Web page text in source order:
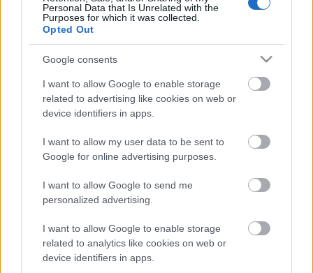
Personal Data that Is Unrelated with the
Purposes for which it was collected.
Opted Out
Google consents
I want to allow Google to enable storage
related to advertising like cookies on web or
device identifiers in apps.
I want to allow my user data to be sent to
Google for online advertising purposes.
I want to allow Google to send me
personalized advertising.
I want to allow Google to enable storage
related to analytics like cookies on web or
device identifiers in apps.
los puestos en la medular. El centrocampista promedia 5
puntos en los 12 partidos que ha disputado este curso.
Los sancionados de la jornada 22: ¿Quiénes suplirán
Nueve jugadores se perderán la
estar sancionados, entre ellos De
Paul y Alderete. ¿Quiénes les
reemplazarán en sus respectivos
Kike Barja (Osasuna, centrocampista, 750.000)
El extremo rojillo ha tenido minutos en los últimos partidos